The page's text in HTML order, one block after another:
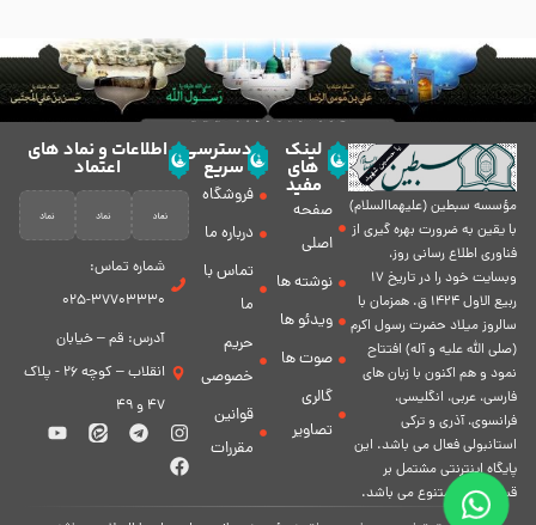
مؤسسه سبطين (عليهماالسلام)
با يقين به ضرورت بهره گیرى از
فناورى اطلاع رسانى روز،
وبسایت خود را در تاريخ 17
ربيع الاول 1424 ق. همزمان با
سالروز ميلاد حضرت رسول اكرم
(صلی الله علیه و آله) افتتاح
نمود و هم اكنون با زبان های
فارسی، عربى، انگلیسی،
فرانسوی، آذری و ترکی
استانبولی فعال مى باشد. اين
پايگاه اينترنتى مشتمل بر
قسمت هاى متنوع مى باشد.
لینک
های
مفید
صفحه
اصلی
نوشته ها
ویدئو ها
صوت ها
گالری
تصاویر
دسترسی
سریع
فروشگاه
درباره ما
تماس با
ما
حریم
خصوصی
قوانین
مقررات
اطلاعات و نماد های
اعتماد
شماره تماس:
37703330-025
آدرس: قم – خیابان
انقلاب – کوچه 26 - پلاک
47 و 49